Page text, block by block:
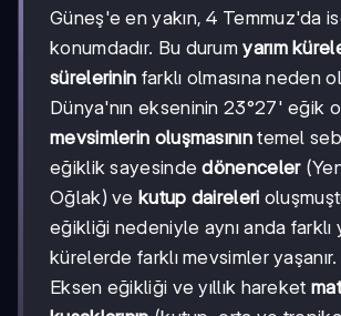
Güneş'e en yakın, 4 Temmuz'da
konumdadır. Bu durumyarım
sürelerinin farklı olmasına neden
Dünya'nın ekseninin 23°27' eğik
mevsimlerin oluşmasınıntemel
eğiklik sayesindedönenceler
Oğlak) vekutup daireleri
eğikliği nedeniyle aynı anda farklı
kürelerde farklı mevsimler yaşanır.
Eksen eğikliği ve yıllık hareket